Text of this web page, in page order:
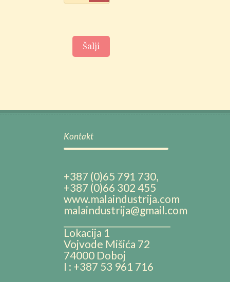
Kontakt
+387 (0)65 791 730,
+387 (0)66 302 455
www.malaindustrija.com
malaindustrija@gmail.com
Lokacija 1
Vojvode Mišića 72
74000 Doboj
I : +387 53 961 716